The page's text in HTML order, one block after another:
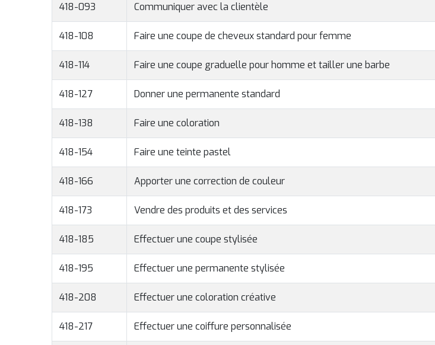
418-093 Communiquer avec la clientèle
418-108 Faire une coupe de cheveux standard pour femme
418-114 Faire une coupe graduelle pour homme et tailler une barbe
418-127 Donner une permanente standard
418-138 Faire une coloration
418-154 Faire une teinte pastel
418-166 Apporter une correction de couleur
418-173 Vendre des produits et des services
418-185 Effectuer une coupe stylisée
418-195 Effectuer une permanente stylisée
418-208 Effectuer une coloration créative
418-217 Effectuer une coiffure personnalisée